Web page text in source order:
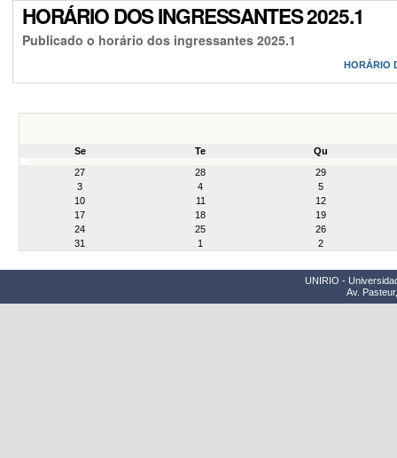
HORÁRIO DOS INGRESSANTES 2025.1
Publicado o horário dos ingressantes 2025.1
HORÁRIO
Se Te
Qu
27
28
29
3
4
5
10
11
12
17
18
19
24
25
26
31
1 2
UNIRIO -
Av.